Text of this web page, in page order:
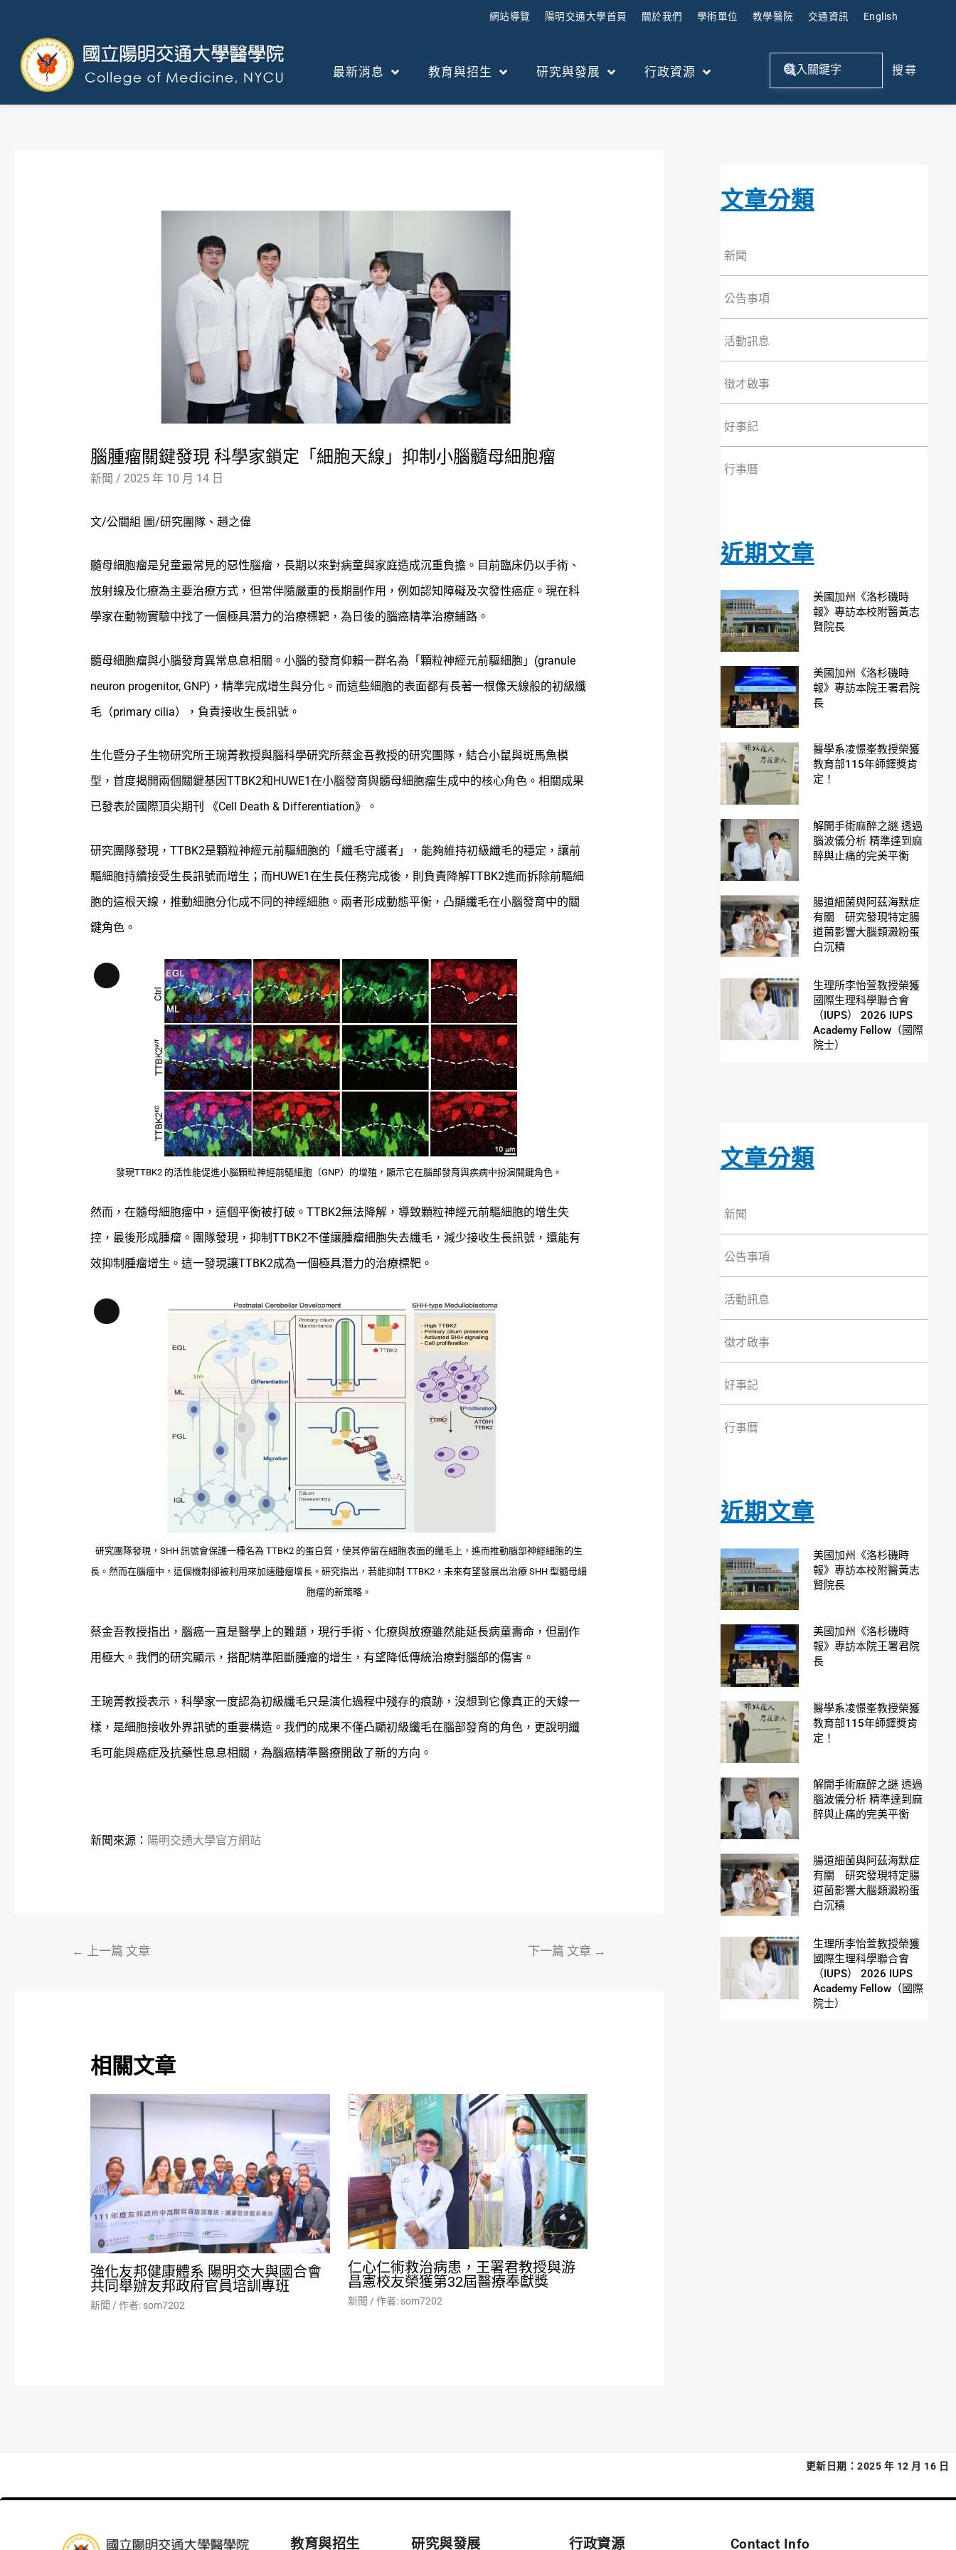
網站導覽 陽明交通大學首頁 關於我們 學術單位 教學醫院 交通資訊 English
最新消息 教育與招生 研究與發展 行政資源 搜尋
腦腫瘤關鍵發現 科學家鎖定「細胞天線」抑制小腦髓母細胞瘤
新聞 / 2025 年 10 月 14 日
文/公關組 圖/研究團隊、趙之偉
髓母細胞瘤是兒童最常見的惡性腦瘤，長期以來對病童與家庭造成沉重負擔。目前臨床仍以手術、
放射線及化療為主要治療方式，但常伴隨嚴重的長期副作用，例如認知障礙及次發性癌症。現在科
學家在動物實驗中找了一個極具潛力的治療標靶，為日後的腦癌精準治療鋪路。
髓母細胞瘤與小腦發育異常息息相關。小腦的發育仰賴一群名為「顆粒神經元前驅細胞」(granule
neuron progenitor, GNP)，精準完成增生與分化。而這些細胞的表面都有長著一根像天線般的初級纖
毛（primary cilia），負責接收生長訊號。
生化暨分子生物研究所王琬菁教授與腦科學研究所蔡金吾教授的研究團隊，結合小鼠與斑馬魚模
型，首度揭開兩個關鍵基因TTBK2和HUWE1在小腦發育與髓母細胞瘤生成中的核心角色。相關成果
已發表於國際頂尖期刊 《Cell Death & Differentiation》。
研究團隊發現，TTBK2是顆粒神經元前驅細胞的「纖毛守護者」，能夠維持初級纖毛的穩定，讓前
驅細胞持續接受生長訊號而增生；而HUWE1在生長任務完成後，則負責降解TTBK2進而拆除前驅細
胞的這根天線，推動細胞分化成不同的神經細胞。兩者形成動態平衡，凸顯纖毛在小腦發育中的關
鍵角色。
Long
發現TTBK2 的活性能促進小腦顆粒神經前驅細胞（GNP）的增殖，顯示它在腦部發育與疾病中扮演關鍵角色。
然而，在髓母細胞瘤中，這個平衡被打破。TTBK2無法降解，導致顆粒神經元前驅細胞的增生失
控，最後形成腫瘤。團隊發現，抑制TTBK2不僅讓腫瘤細胞失去纖毛，減少接收生長訊號，還能有
效抑制腫瘤增生。這一發現讓TTBK2成為一個極具潛力的治療標靶。
Long
研究團隊發現，SHH 訊號會保護一種名為 TTBK2 的蛋白質，使其停留在細胞表面的纖毛上，進而推動腦部神經細胞的生
長。然而在腦瘤中，這個機制卻被利用來加速腫瘤增長。研究指出，若能抑制 TTBK2，未來有望發展出治療 SHH 型髓母細
胞瘤的新策略。
蔡金吾教授指出，腦癌一直是醫學上的難題，現行手術、化療與放療雖然能延長病童壽命，但副作
用極大。我們的研究顯示，搭配精準阻斷腫瘤的增生，有望降低傳統治療對腦部的傷害。
王琬菁教授表示，科學家一度認為初級纖毛只是演化過程中殘存的痕跡，沒想到它像真正的天線一
樣，是細胞接收外界訊號的重要構造。我們的成果不僅凸顯初級纖毛在腦部發育的角色，更說明纖
毛可能與癌症及抗藥性息息相關，為腦癌精準醫療開啟了新的方向。
新聞來源： 陽明交通大學官方網站
← 上一篇 文章 下一篇 文章 →
相關文章
強化友邦健康體系 陽明交大與國合會
共同舉辦友邦政府官員培訓專班
新聞 / 作者: som7202
仁心仁術救治病患，王署君教授與游
昌憲校友榮獲第32屆醫療奉獻獎
新聞 / 作者: som7202
文章分類
新聞
公告事項
活動訊息
徵才啟事
好事記
行事曆
近期文章
美國加州《洛杉磯時
報》專訪本校附醫黃志
賢院長
美國加州《洛杉磯時
報》專訪本院王署君院
長
醫學系凌憬峯教授榮獲
教育部115年師鐸獎肯
定！
解開手術麻醉之謎 透過
腦波儀分析 精準達到麻
醉與止痛的完美平衡
腸道細菌與阿茲海默症
有關 研究發現特定腸
道菌影響大腦類澱粉蛋
白沉積
生理所李怡萱教授榮獲
國際生理科學聯合會
（IUPS） 2026 IUPS
Academy Fellow（國際
院士）
文章分類
新聞
公告事項
活動訊息
徵才啟事
好事記
行事曆
近期文章
美國加州《洛杉磯時
報》專訪本校附醫黃志
賢院長
美國加州《洛杉磯時
報》專訪本院王署君院
長
醫學系凌憬峯教授榮獲
教育部115年師鐸獎肯
定！
解開手術麻醉之謎 透過
腦波儀分析 精準達到麻
醉與止痛的完美平衡
腸道細菌與阿茲海默症
有關 研究發現特定腸
道菌影響大腦類澱粉蛋
白沉積
生理所李怡萱教授榮獲
國際生理科學聯合會
（IUPS） 2026 IUPS
Academy Fellow（國際
院士）
更新日期：2025 年 12 月 16 日
教育與招生 研究與發展 行政資源 Contact Info